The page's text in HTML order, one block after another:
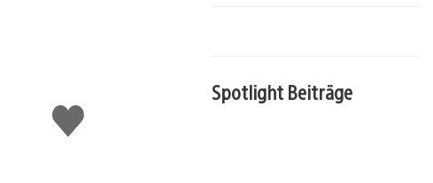
Gefällt
mir
Spotlight Beiträge